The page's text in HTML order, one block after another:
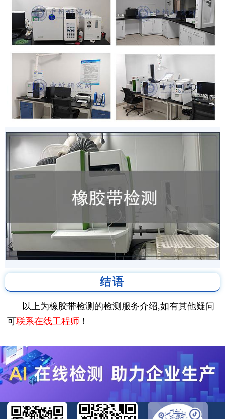
结语
以上为橡胶带检测的检测服务介绍,如有其他疑问
可联系在线工程师 ！